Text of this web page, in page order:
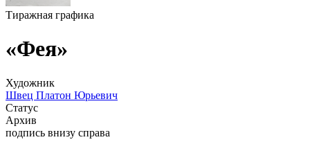
Тиражная графика
«Фея»
Художник
Швец Платон Юрьевич
Статус
Архив
подпись внизу справа